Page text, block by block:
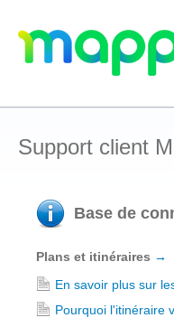
Support client
Base de
Plans et itinéraires →
En savoir plus sur
Pourquoi l'itinéraire